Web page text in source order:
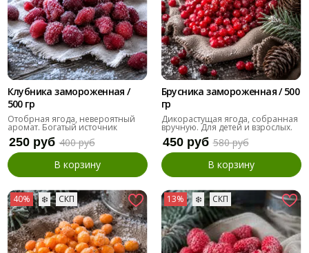
Клубника замороженная /
500 гр
Отобрная ягода, невероятный
аромат. Богатый источник
витаминов.
250 руб 400 руб
В корзину
Брусника замороженная / 500
гр
Дикорастущая ягода, собранная
вручную. Для детей и взрослых.
450 руб 580 руб
В корзину
40% ❄️ СКП 13% ❄️ СКП